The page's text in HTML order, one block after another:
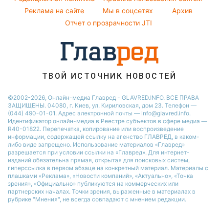
Алла Пугачева
Пылевая буря
Реклама на сайте
Мы в соцсетях
Архив
Отчет о прозрачности JTI
ТВОЙ ИСТОЧНИК НОВОСТЕЙ
©2002-2026, Онлайн-медиа Главред - GLAVRED.INFO. ВСЕ ПРАВА
ЗАЩИЩЕНЫ. 04080, г. Киев, ул. Кириловская, дом 23. Телефон —
(044) 490-01-01. Адрес электронной почты — info@glavred.info.
Идентификатор онлайн-медиа в Реестре cубъектов в сфере медиа —
R40-01822. Перепечатка, копирование или воспроизведение
информации, содержащей ссылку на агенство ГЛАВРЕД, в каком-
либо виде запрещено. Использование материалов «Главред»
разрешается при условии ссылки на «Главред». Для интернет-
изданий обязательна прямая, открытая для поисковых систем,
гиперссылка в первом абзаце на конкретный материал. Материалы с
плашками «Реклама», «Новости компаний», «Актуально», «Точка
зрения», «Официально» публикуются на коммерческих или
партнерских началах. Точки зрения, выраженные в материалах в
рубрике "Мнения", не всегда совпадают с мнением редакции.